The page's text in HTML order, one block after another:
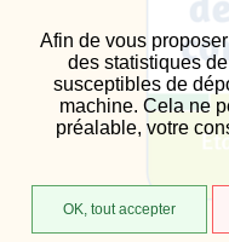
Afin de vous
des statistiques
susceptibles de
machine. Cela ne
préalable, votre
OK, tout accepter